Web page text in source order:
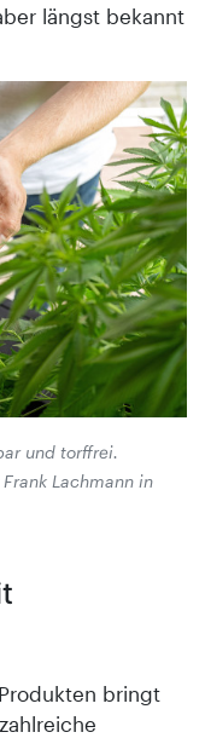
längst bekannt
und torffrei.
Lachmann in
bringt